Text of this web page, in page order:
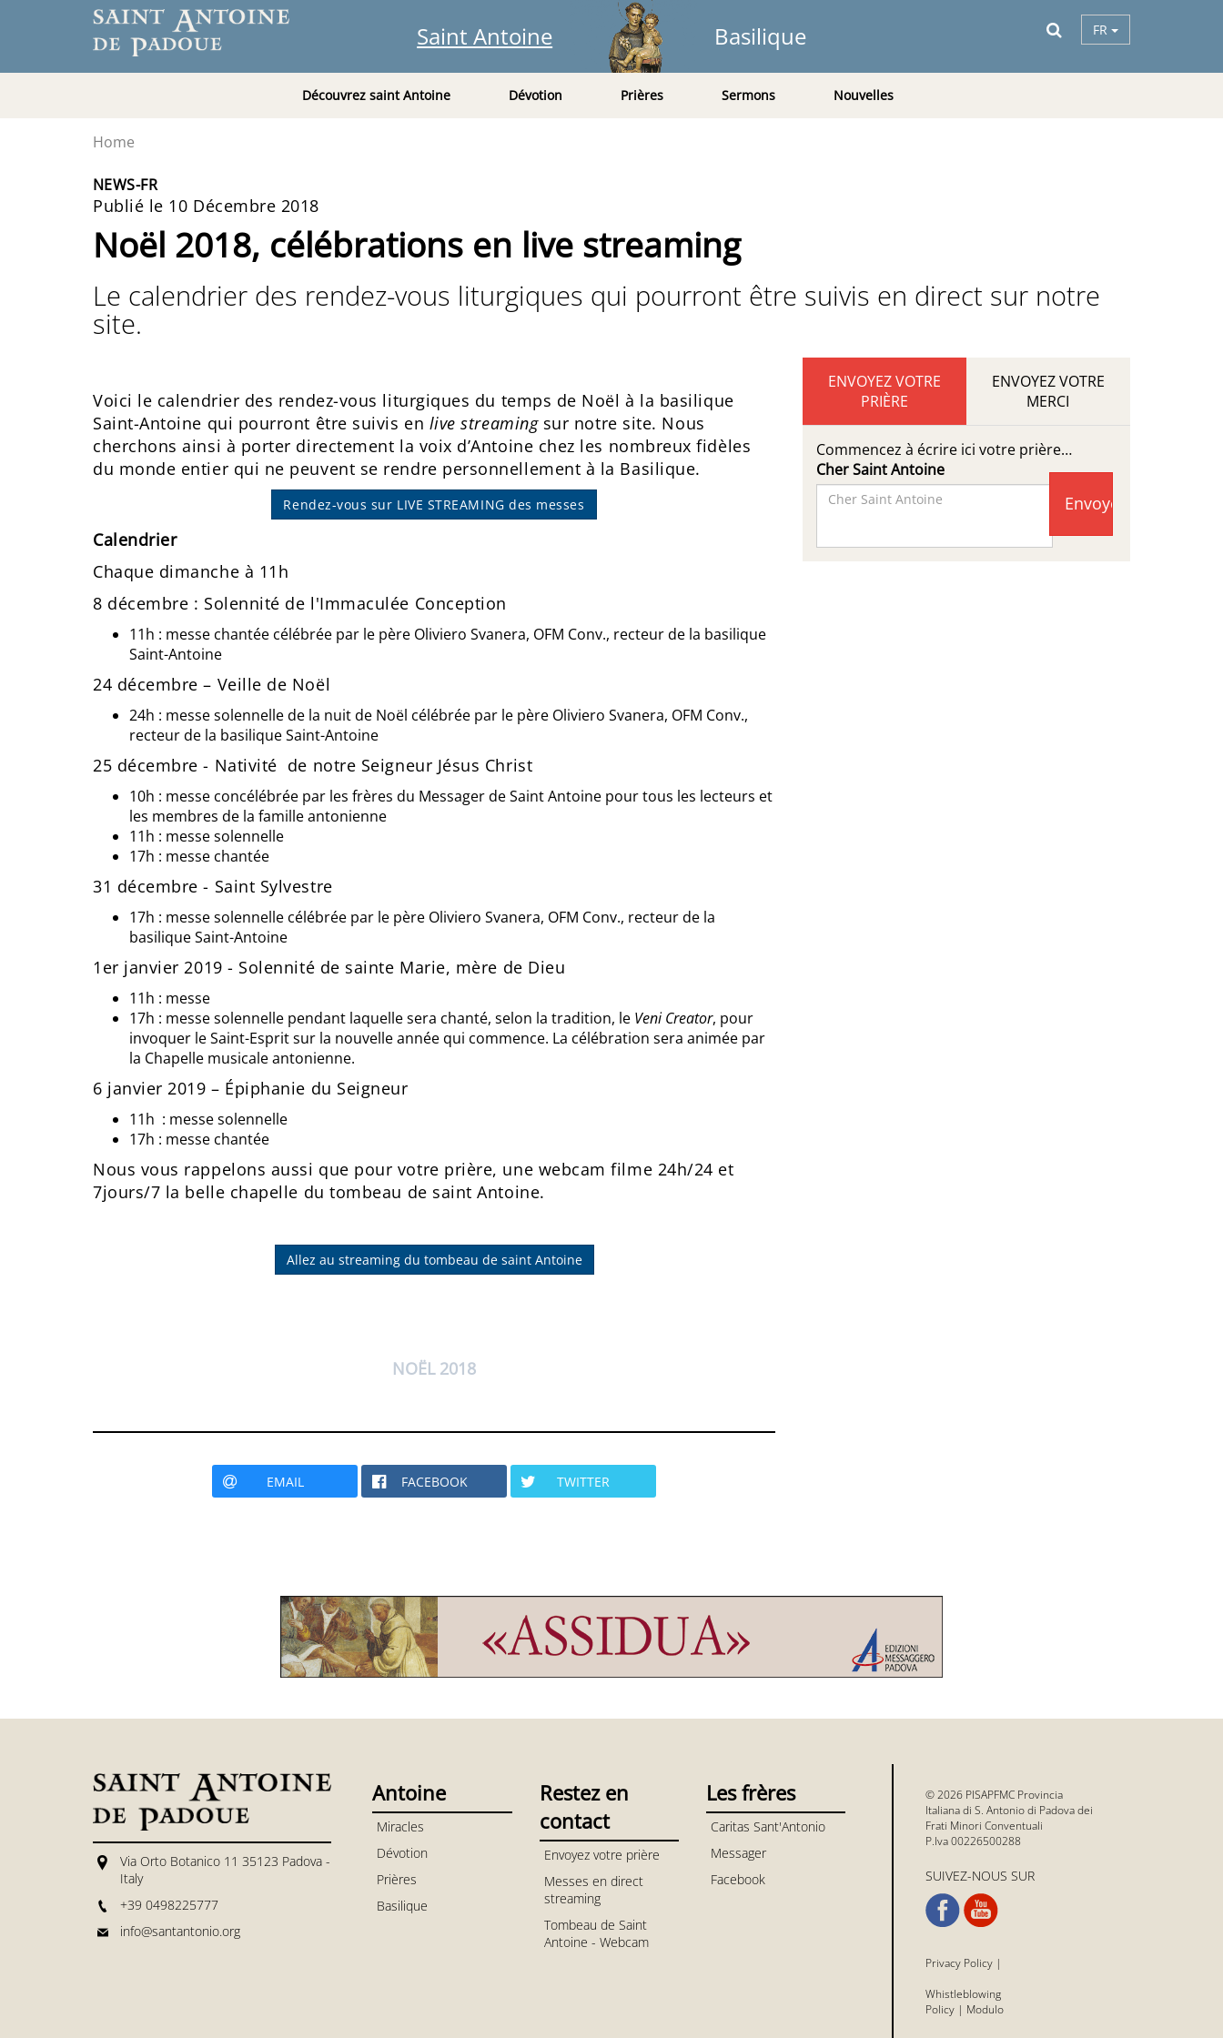
Saint Antoine Basilique FR
Découvrez saint Antoine Dévotion Prières Sermons Nouvelles
Home
NEWS-FR
Publié le 10 Décembre 2018
Noël 2018, célébrations en live streaming
Le calendrier des rendez-vous liturgiques qui pourront être suivis en direct sur notre
site.
Voici le calendrier des rendez-vous liturgiques du temps de Noël à la basilique
Saint-Antoine qui pourront être suivis en live streamingsur notre site. Nous
cherchons ainsi à porter directement la voix d’Antoine chez les nombreux fidèles
du monde entier qui ne peuvent se rendre personnellement à la Basilique.
Rendez-vous sur LIVE STREAMING des messes
Calendrier
Chaque dimanche à 11h
8 décembre : Solennité de l'Immaculée Conception
11h : messe chantée célébrée par le père Oliviero Svanera, OFM Conv., recteur de la basilique
Saint-Antoine
24 décembre – Veille de Noël
24h : messe solennelle de la nuit de Noël célébrée par le père Oliviero Svanera, OFM Conv.,
recteur de la basilique Saint-Antoine
25 décembre - Nativité de notre Seigneur Jésus Christ
10h : messe concélébrée par les frères du Messager de Saint Antoine pour tous les lecteurs et
les membres de la famille antonienne
11h : messe solennelle
17h : messe chantée
31 décembre - Saint Sylvestre
17h : messe solennelle célébrée par le père Oliviero Svanera, OFM Conv., recteur de la
basilique Saint-Antoine
1er janvier 2019 - Solennité de sainte Marie, mère de Dieu
11h : messe
17h : messe solennelle pendant laquelle sera chanté, selon la tradition, le Veni Creator, pour
invoquer le Saint-Esprit sur la nouvelle année qui commence. La célébration sera animée par
la Chapelle musicale antonienne.
6 janvier 2019 – Épiphanie du Seigneur
11h : messe solennelle
17h : messe chantée
Nous vous rappelons aussi que pour votre prière, une webcam filme 24h/24 et
7jours/7 la belle chapelle du tombeau de saint Antoine.
Allez au streaming du tombeau de saint Antoine
NOËL 2018
EMAIL FACEBOOK TWITTER
ENVOYEZ VOTRE
PRIÈRE
ENVOYEZ VOTRE
MERCI
Commencez à écrire ici votre prière…
Cher Saint Antoine
Via Orto Botanico 11 35123 Padova -
Italy
+39 0498225777
info@santantonio.org
Antoine
Miracles
Dévotion
Prières
Basilique
Restez en
contact
Envoyez votre prière
Messes en direct
streaming
Tombeau de Saint
Antoine - Webcam
Les frères
Caritas Sant'Antonio
Messager
Facebook
© 2026 PISAPFMC Provincia
Italiana di S. Antonio di Padova dei
Frati Minori Conventuali
P.Iva 00226500288
SUIVEZ-NOUS SUR
Privacy Policy|
Whistleblowing
Policy| Modulo